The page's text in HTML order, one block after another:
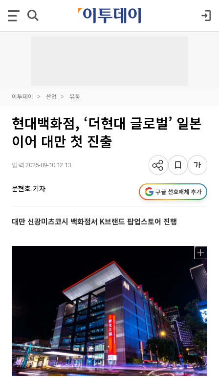
이투데이 산업 유통
현대백화점, ‘더현대 글로벌’ 일본
이어 대만 첫 진출
입력 2025-09-10 12:13
문현호 기자 구글 선호매체 추가
대만 신광미츠코시 백화점서 K브랜드 팝업스토어 진행